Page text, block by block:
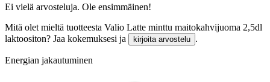
Ei vielä arvosteluja. Ole ensimmäinen!
Mitä olet mieltä tuotteesta Valio Latte minttu maitokahvijuoma 2,5dl
laktoositon? Jaa kokemuksesi ja
kirjoita arvostelu .
Energian jakautuminen